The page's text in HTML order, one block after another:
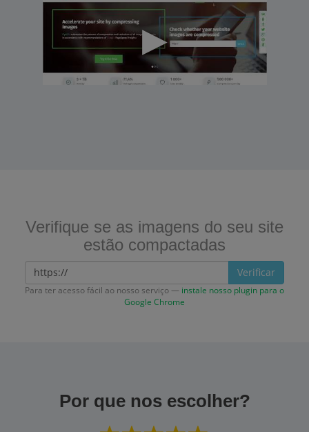
Verifique se as imagens do seu site
estão compactadas
Verificar
Para ter acesso fácil ao nosso serviço — instale nosso plugin para o
Google Chrome
Por que nos escolher?